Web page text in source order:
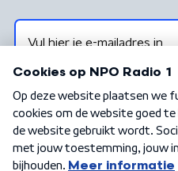
Algemene voorwaarden